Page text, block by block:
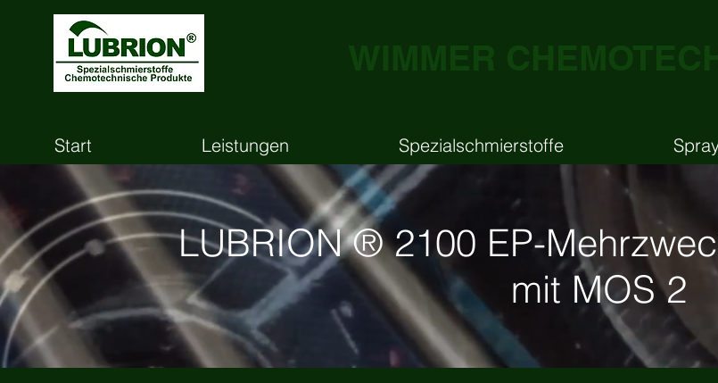
Start Leistungen Spezialschmierstoffe
LUBRION ® 2100 EP-
mit MOS 2